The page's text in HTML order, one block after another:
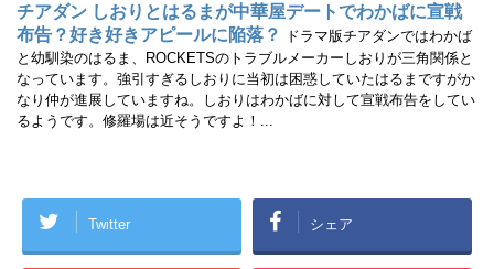
チアダン しおりとはるまが中華屋デートでわかばに宣戦
布告？好き好きアピールに陥落？
ドラマ版チアダンではわかば
と幼馴染のはるま、ROCKETSのトラブルメーカーしおりが三角関係と
なっています。強引すぎるしおりに当初は困惑していたはるまですがか
なり仲が進展していますね。しおりはわかばに対して宣戦布告をしてい
るようです。修羅場は近そうですよ！...
Twitter シェア